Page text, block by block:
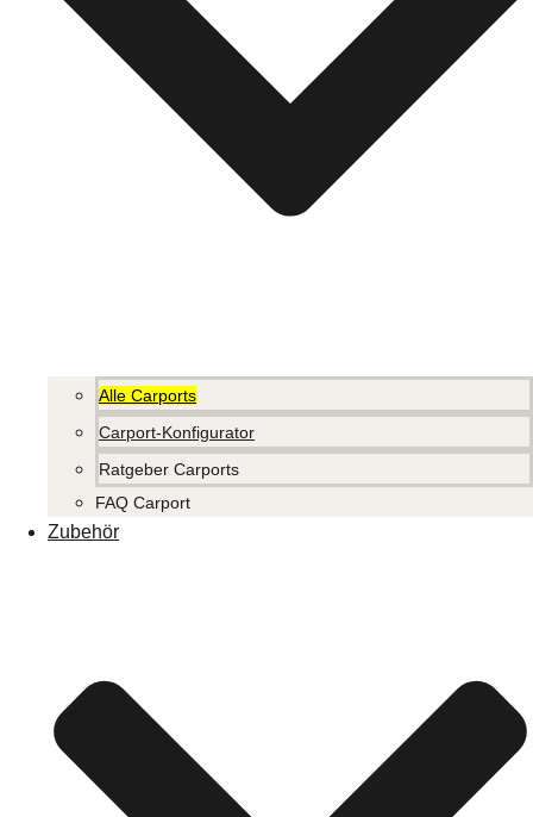
Alle Carports
Carport-Konfigurator
Ratgeber Carports
FAQ Carport
Zubehör